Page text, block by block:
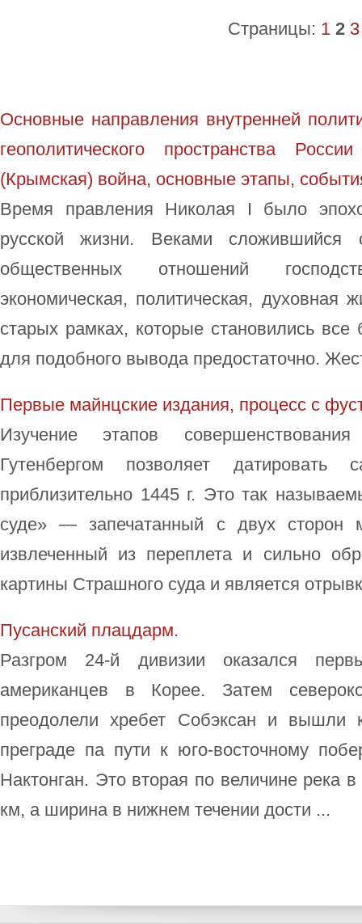
Страницы: 1 2 3
Основные направления внутренней
геополитического пространства
(Крымская) война, основные этапы,
Время правления Николая I было
русской жизни. Веками сложившийся
общественных отношений
экономическая, политическая, духовная
старых рамках, которые становились
для подобного вывода предостаточно.
Первые майнцские издания, процесс с
Изучение этапов
Гутенбергом позволяет датировать
приблизительно 1445 г. Это так
суде» — запечатанный с двух сторон
извлеченный из переплета и сильно
картины Страшного суда и является
Пусанский плацдарм.
Разгром 24-й дивизии оказался
американцев в Корее. Затем
преодолели хребет Собэксан и вышли
преграде па пути к юго-восточному
Нактонган. Это вторая по величине река
км, а ширина в нижнем течении дости ...